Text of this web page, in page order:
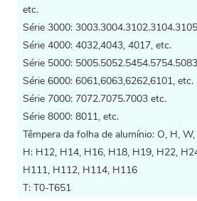
etc.
Série 3000:
Série 4000: 4032,4043, 4017, etc.
Série 5000:
Série 6000: 6061,6063,6262,6101, etc.
Série 7000: 7072.7075.7003 etc.
Série 8000: 8011, etc.
Têmpera da folha de alumínio: O, H, W,
H: H12, H14, H16, H18, H19, H22,
H111, H112, H114, H116
T: T0-T651